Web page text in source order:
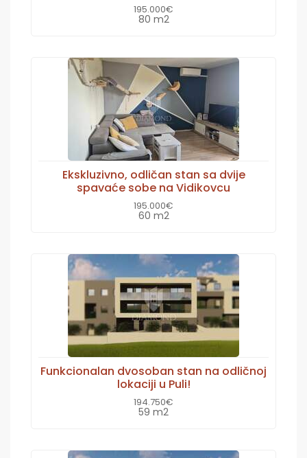
195.000€
80 m2
Ekskluzivno, odličan stan sa dvije
spavaće sobe na Vidikovcu
195.000€
60 m2
Funkcionalan dvosoban stan na odličnoj
lokaciji u Puli!
194.750€
59 m2